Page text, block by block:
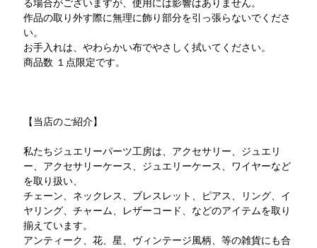
る場合がございますが、使用には影響はありません。
作品の取り外す際に無理に飾り部分を引っ張らないでくださ
い。
お手入れは、やわらかい布でやさしく拭いてください。
商品数 １点限定です。
【当店のご紹介】
私たちジュエリーパーツ工房は、アクセサリー、ジュエリ
ー、アクセサリーケース、ジュエリーケース、ワイヤーなど
を取り扱い、
チェーン、ネックレス、ブレスレット、ピアス、リング、イ
ヤリング、チャーム、レザーコード、などのアイテムを取り
揃えています。
アンティーク、花、星、ヴィンテージ風柄、等の雑貨にも合